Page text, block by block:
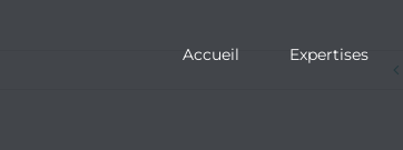
Accueil Expertises